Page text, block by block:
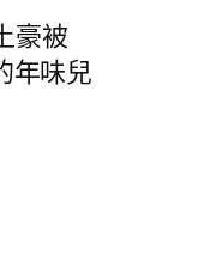
豪被
年味兒